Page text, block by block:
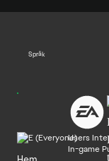
Språk
Users
In-game